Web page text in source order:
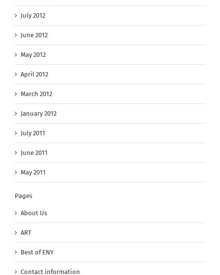
July 2012
June 2012
May 2012
April 2012
March 2012
January 2012
July 2011
June 2011
May 2011
Pages
About Us
ART
Best of ENY
Contact information